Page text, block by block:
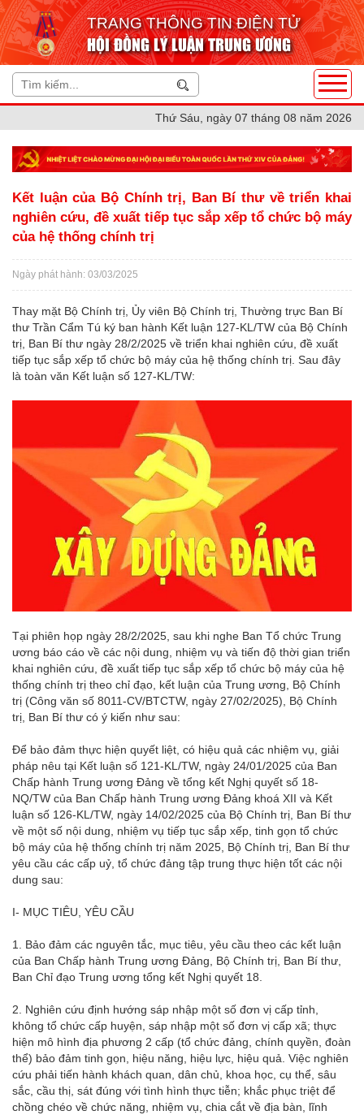
TRANG THÔNG TIN ĐIỆN TỬ
HỘI ĐỒNG LÝ LUẬN TRUNG ƯƠNG
Thứ Sáu, ngày 07 tháng 08 năm 2026
Kết luận của Bộ Chính trị, Ban Bí thư về triển khai
nghiên cứu, đề xuất tiếp tục sắp xếp tổ chức bộ máy
của hệ thống chính trị
Ngày phát hành: 03/03/2025
Thay mặt Bộ Chính trị, Ủy viên Bộ Chính trị, Thường trực Ban Bí
thư Trần Cẩm Tú ký ban hành Kết luận 127-KL/TW của Bộ Chính
trị, Ban Bí thư ngày 28/2/2025 về triển khai nghiên cứu, đề xuất
tiếp tục sắp xếp tổ chức bộ máy của hệ thống chính trị. Sau đây
là toàn văn Kết luận số 127-KL/TW:
Tại phiên họp ngày 28/2/2025, sau khi nghe Ban Tổ chức Trung
ương báo cáo về các nội dung, nhiệm vụ và tiến độ thời gian triển
khai nghiên cứu, đề xuất tiếp tục sắp xếp tổ chức bộ máy của hệ
thống chính trị theo chỉ đạo, kết luận của Trung ương, Bộ Chính
trị (Công văn số 8011-CV/BTCTW, ngày 27/02/2025), Bộ Chính
trị, Ban Bí thư có ý kiến như sau:
Để bảo đảm thực hiện quyết liệt, có hiệu quả các nhiệm vụ, giải
pháp nêu tại Kết luận số 121-KL/TW, ngày 24/01/2025 của Ban
Chấp hành Trung ương Đảng về tổng kết Nghị quyết số 18-
NQ/TW của Ban Chấp hành Trung ương Đảng khoá XII và Kết
luận số 126-KL/TW, ngày 14/02/2025 của Bộ Chính trị, Ban Bí thư
về một số nội dung, nhiệm vụ tiếp tục sắp xếp, tinh gọn tổ chức
bộ máy của hệ thống chính trị năm 2025, Bộ Chính trị, Ban Bí thư
yêu cầu các cấp uỷ, tổ chức đảng tập trung thực hiện tốt các nội
dung sau:
I- MỤC TIÊU, YÊU CẦU
1. Bảo đảm các nguyên tắc, mục tiêu, yêu cầu theo các kết luận
của Ban Chấp hành Trung ương Đảng, Bộ Chính trị, Ban Bí thư,
Ban Chỉ đạo Trung ương tổng kết Nghị quyết 18.
2. Nghiên cứu định hướng sáp nhập một số đơn vị cấp tỉnh,
không tổ chức cấp huyện, sáp nhập một số đơn vị cấp xã; thực
hiện mô hình địa phương 2 cấp (tổ chức đảng, chính quyền, đoàn
thể) bảo đảm tinh gọn, hiệu năng, hiệu lực, hiệu quả. Việc nghiên
cứu phải tiến hành khách quan, dân chủ, khoa học, cụ thể, sâu
sắc, cầu thị, sát đúng với tình hình thực tiễn; khắc phục triệt để
chồng chéo về chức năng, nhiệm vụ, chia cắt về địa bàn, lĩnh